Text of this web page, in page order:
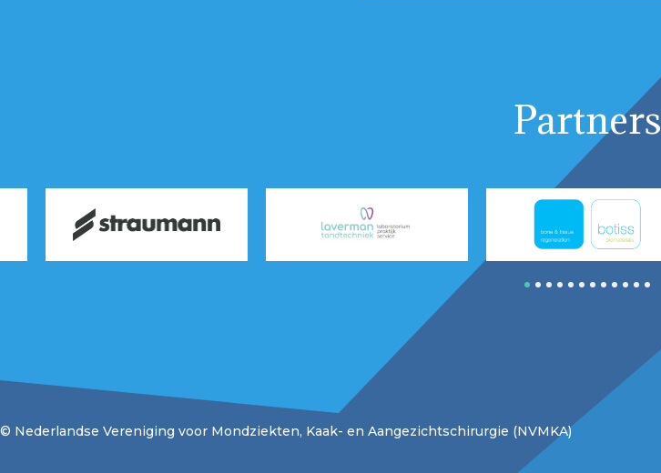
Partners
5 6 7 8 9 1011 12
© Nederlandse Vereniging voor Mondziekten, Kaak- en Aangezichtschirurgie (NVMKA)